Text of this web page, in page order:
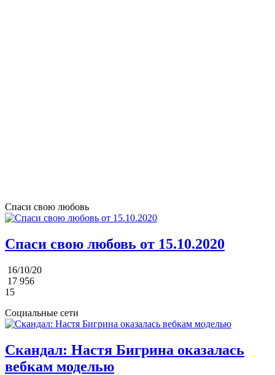
Спаси свою любовь
Спаси свою любовь от 15.10.2020
16/10/20
17 956
15
Социальные сети
Скандал: Настя Бигрина оказалась
вебкам моделью